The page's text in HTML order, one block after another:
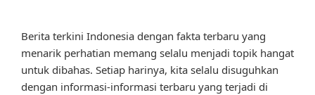
Berita terkini Indonesia dengan fakta terbaru yang
menarik perhatian memang selalu menjadi topik hangat
untuk dibahas. Setiap harinya, kita selalu disuguhkan
dengan informasi-informasi terbaru yang terjadi di